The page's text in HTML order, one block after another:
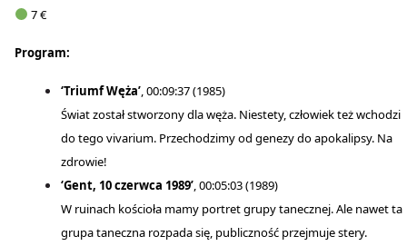
7 €
Program:
‘Triumf Węża’, 00:09:37 (1985)
Świat został stworzony dla węża. Niestety, człowiek też wchodzi
do tego vivarium. Przechodzimy od genezy do apokalipsy. Na
zdrowie!
‘Gent, 10 czerwca 1989’, 00:05:03 (1989)
W ruinach kościoła mamy portret grupy tanecznej. Ale nawet ta
grupa taneczna rozpada się, publiczność przejmuje stery.